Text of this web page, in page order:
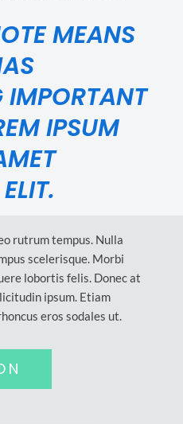
MEANS
IMPORTANT
IPSUM
rutrum tempus. Nulla
scelerisque. Morbi
lobortis felis. Donec at
ipsum. Etiam
eros sodales ut.